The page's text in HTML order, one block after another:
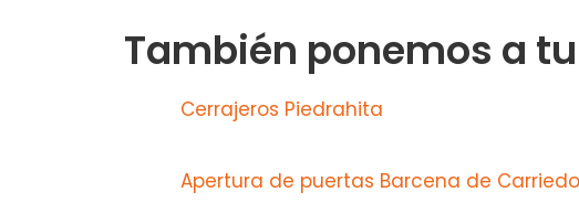
También ponemos a
Cerrajeros Piedrahita
Apertura de puertas Barcena de Carriedo